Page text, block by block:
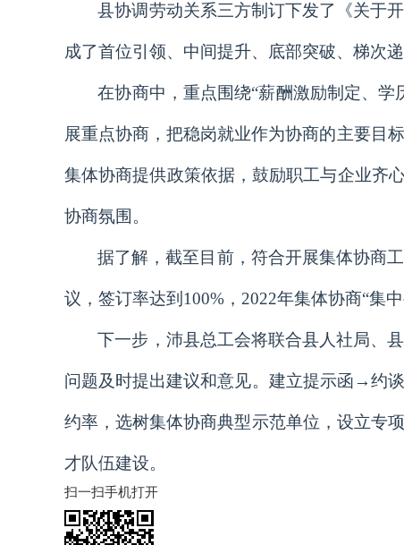
县协调劳动关系三方制订下发了《关于
成了首位引领、中间提升、底部突破、梯次
在协商中，重点围绕“薪酬激励制定、
展重点协商，把稳岗就业作为协商的主要目
集体协商提供政策依据，鼓励职工与企业齐
协商氛围。
据了解，截至目前，符合开展集体协商
议，签订率达到100%，2022年集体协商“集
下一步，沛县总工会将联合县人社局、
问题及时提出建议和意见。建立提示函→约
约率，选树集体协商典型示范单位，设立专
才队伍建设。
扫一扫手机打开